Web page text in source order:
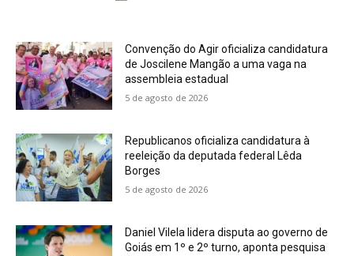
Convenção do Agir oficializa candidatura
de Joscilene Mangão a uma vaga na
assembleia estadual
5 de agosto de 2026
Republicanos oficializa candidatura à
reeleição da deputada federal Lêda
Borges
5 de agosto de 2026
Daniel Vilela lidera disputa ao governo de
Goiás em 1º e 2º turno, aponta pesquisa